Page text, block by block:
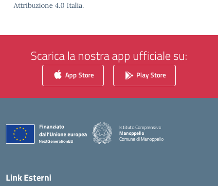
Attribuzione 4.0 Italia.
Scarica la nostra app ufficiale su:
App Store Play Store
Istituto Comprensivo
Manoppello
Comune di Manoppello
— Visita la pagina iniziale della scuola
Link Esterni